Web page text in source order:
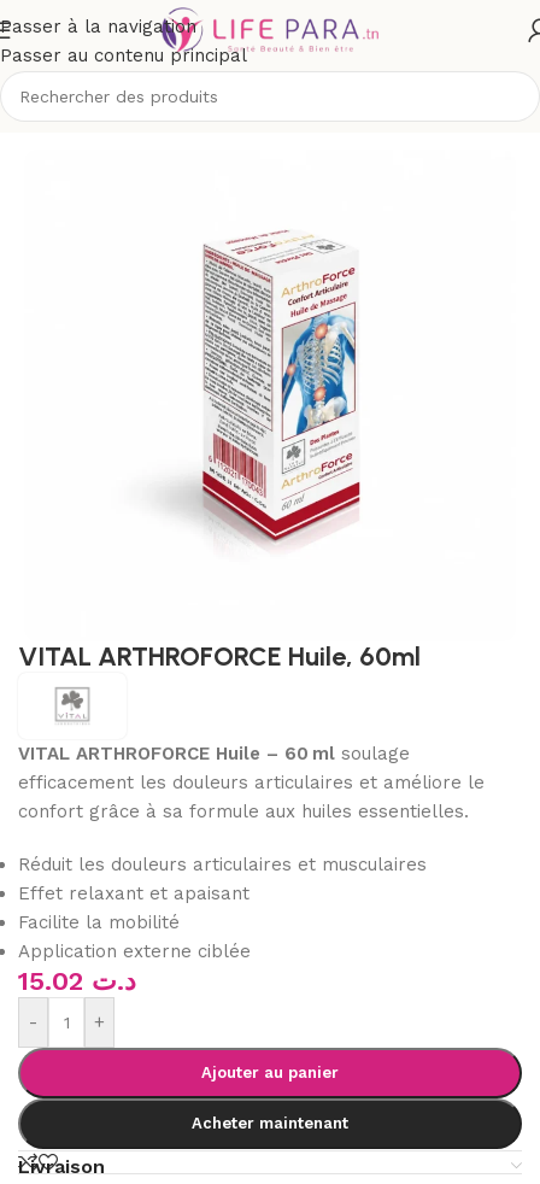
Passer à la navigation
Passer au contenu principal
Boutique/Compléments alimentaires/Confort/Articulations
VITAL ARTHROFORCE Huile, 60ml
VITAL ARTHROFORCE Huile – 60 ml soulage
efficacement les douleurs articulaires et améliore le
confort grâce à sa formule aux huiles essentielles.
Réduit les douleurs articulaires et musculaires
Effet relaxant et apaisant
Facilite la mobilité
Application externe ciblée
د.ت
- +
Ajouter au panier
Acheter maintenant
Livraison